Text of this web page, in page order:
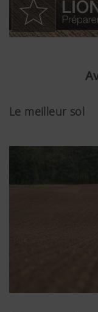
Le meilleur sol